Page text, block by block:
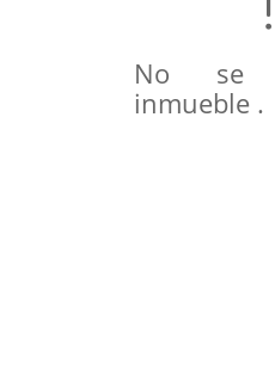
No se
inmueble .